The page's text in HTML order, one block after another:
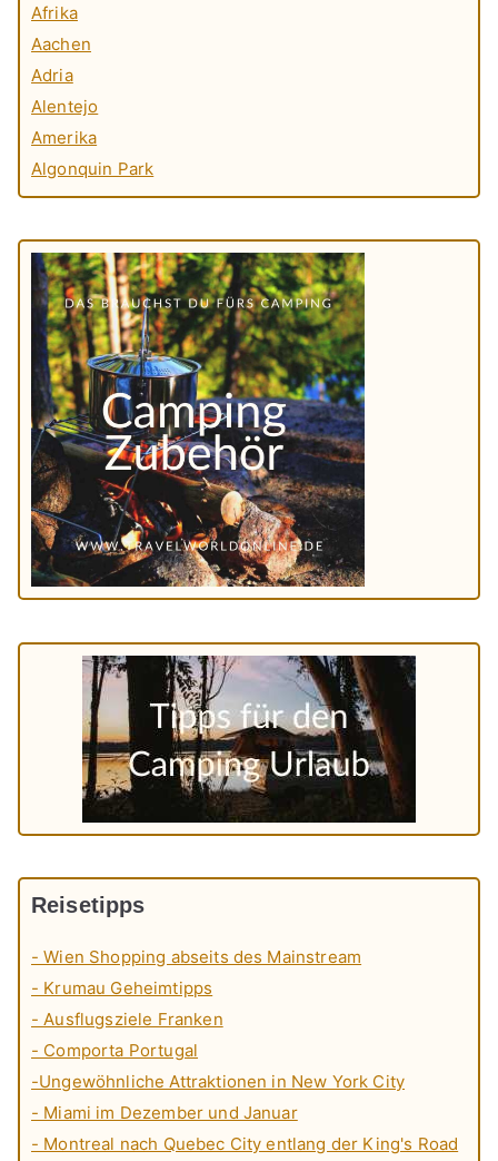
Afrika
Aachen
Adria
Alentejo
Amerika
Algonquin Park
Reisetipps
- Wien Shopping abseits des Mainstream
- Krumau Geheimtipps
- Ausflugsziele Franken
- Comporta Portugal
-Ungewöhnliche Attraktionen in New York City
- Miami im Dezember und Januar
- Montreal nach Quebec City entlang der King's Road